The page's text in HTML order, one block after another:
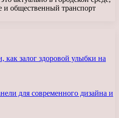
и общественный транспорт
как залог здоровой улыбки на
для современного дизайна и